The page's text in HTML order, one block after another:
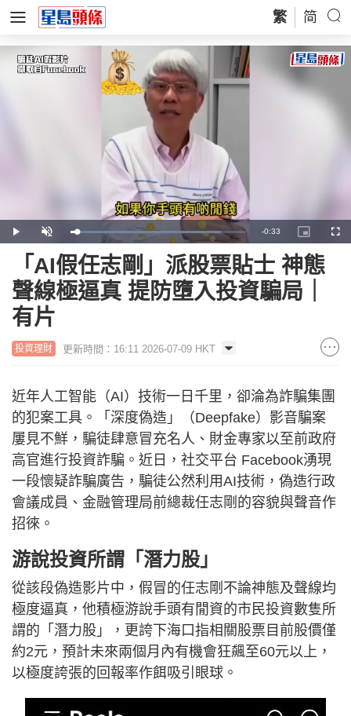
繁 简
Play Unmute Loaded:
85.74%
Remaining
Time
-0:33
Picture-
in-
「AI假任志剛」派股票貼士 神態
聲線極逼真 提防墮入投資騙局｜
有片
投資理財 更新時間：16:11 2026-07-09 HKT
近年人工智能（AI）技術一日千里，卻淪為詐騙集團
的犯案工具。「深度偽造」（Deepfake）影音騙案
屢見不鮮，騙徒肆意冒充名人、財金專家以至前政府
高官進行投資詐騙。近日，社交平台 Facebook湧現
一段懷疑詐騙廣告，騙徒公然利用AI技術，偽造行政
會議成員、金融管理局前總裁任志剛的容貌與聲音作
招徠。
游說投資所謂「潛力股」
從該段偽造影片中，假冒的任志剛不論神態及聲線均
極度逼真，他積極游說手頭有閒資的市民投資數隻所
謂的「潛力股」，更誇下海口指相關股票目前股價僅
約2元，預計未來兩個月內有機會狂飆至60元以上，
以極度誇張的回報率作餌吸引眼球。